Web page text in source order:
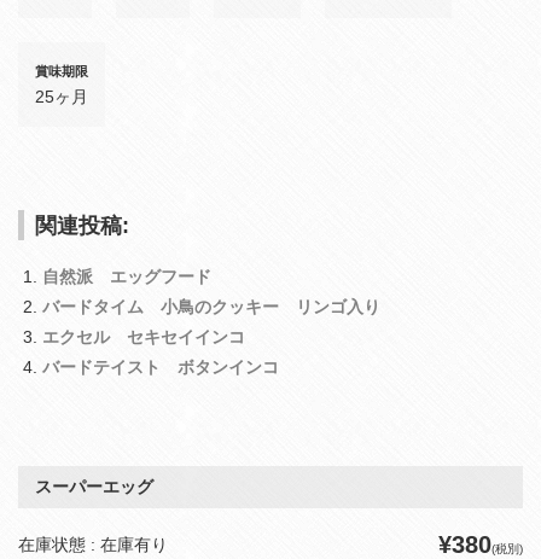
賞味期限
25ヶ月
関連投稿:
自然派 エッグフード
バードタイム 小鳥のクッキー リンゴ入り
エクセル セキセイインコ
バードテイスト ボタンインコ
スーパーエッグ
在庫状態 : 在庫有り ¥380(税別)